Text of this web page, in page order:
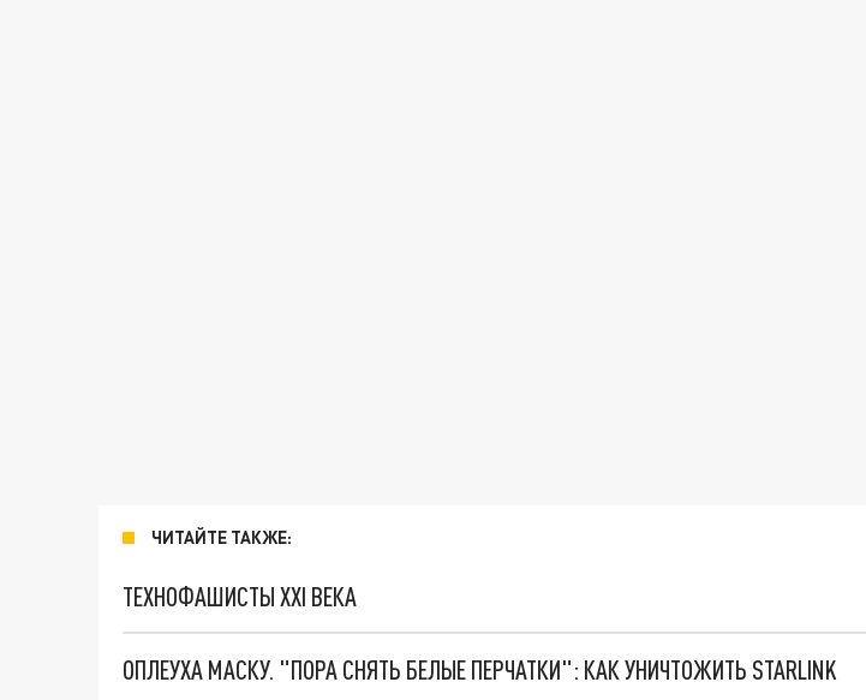
ЧИТАЙТЕ ТАКЖЕ:
ТЕХНОФАШИСТЫ XXI ВЕКА
ОПЛЕУХА МАСКУ. "ПОРА СНЯТЬ БЕЛЫЕ ПЕРЧАТКИ": КАК УНИЧТОЖИТЬ STARLINK